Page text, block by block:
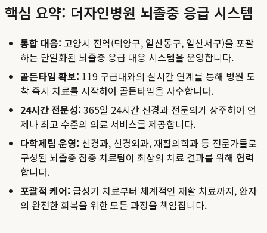
핵심 요약: 더자인병원 뇌졸중 응급 시스템
통합 대응: 고양시 전역(덕양구, 일산동구, 일산서구)을 포괄
하는 단일화된 뇌졸중 응급 대응 시스템을 운영합니다.
골든타임 확보: 119 구급대와의 실시간 연계를 통해 병원 도
착 즉시 치료를 시작하여 골든타임을 사수합니다.
24시간 전문성: 365일 24시간 신경과 전문의가 상주하여 언
제나 최고 수준의 의료 서비스를 제공합니다.
다학제팀 운영: 신경과, 신경외과, 재활의학과 등 전문가들로
구성된 뇌졸중 집중 치료팀이 최상의 치료 결과를 위해 협력
합니다.
포괄적 케어: 급성기 치료부터 체계적인 재활 치료까지, 환자
의 완전한 회복을 위한 모든 과정을 책임집니다.